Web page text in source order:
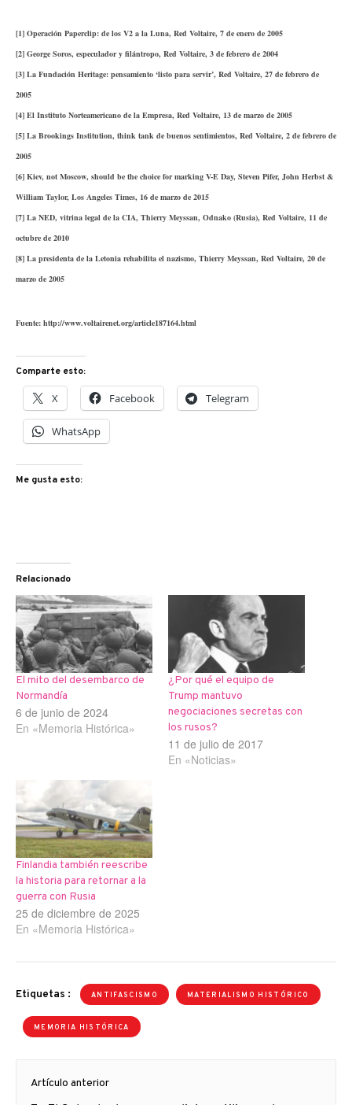
[1] Operación Paperclip: de los V2 a la Luna, Red Voltaire, 7 de enero de 2005
[2] George Soros, especulador y filántropo, Red Voltaire, 3 de febrero de 2004
[3] La Fundación Heritage: pensamiento ‘listo para servir’, Red Voltaire, 27 de febrero de
2005
[4] El Instituto Norteamericano de la Empresa, Red Voltaire, 13 de marzo de 2005
[5] La Brookings Institution, think tank de buenos sentimientos, Red Voltaire, 2 de febrero de
2005
[6] Kiev, not Moscow, should be the choice for marking V-E Day, Steven Pifer, John Herbst &
William Taylor, Los Angeles Times, 16 de marzo de 2015
[7] La NED, vitrina legal de la CIA, Thierry Meyssan, Оdnako (Rusia), Red Voltaire, 11 de
octubre de 2010
[8] La presidenta de la Letonia rehabilita el nazismo, Thierry Meyssan, Red Voltaire, 20 de
marzo de 2005
Fuente: http://www.voltairenet.org/article187164.html
Comparte esto:
X Facebook Telegram
WhatsApp
Me gusta esto:
Relacionado
El mito del desembarco de
Normandía
6 de junio de 2024
En «Memoria Histórica»
¿Por qué el equipo de
Trump mantuvo
negociaciones secretas con
los rusos?
11 de julio de 2017
En «Noticias»
Finlandia también reescribe
la historia para retornar a la
guerra con Rusia
25 de diciembre de 2025
En «Memoria Histórica»
Etiquetas : ANTIFASCISMO MATERIALISMO HISTÓRICO
MEMORIA HISTÓRICA
deArtículo anterior